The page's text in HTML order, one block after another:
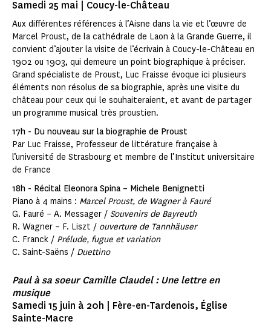
Samedi 25 mai | Coucy-le-Château
Aux différentes références à l’Aisne dans la vie et l’œuvre de
Marcel Proust, de la cathédrale de Laon à la Grande Guerre, il
convient d’ajouter la visite de l’écrivain à Coucy-le-Château en
1902 ou 1903, qui demeure un point biographique à préciser.
Grand spécialiste de Proust, Luc Fraisse évoque ici plusieurs
éléments non résolus de sa biographie, après une visite du
château pour ceux qui le souhaiteraient, et avant de partager
un programme musical très proustien.
17h - Du nouveau sur la biographie de Proust
Par Luc Fraisse, Professeur de littérature française à
l’université de Strasbourg et membre de l’Institut universitaire
de France
18h - Récital Eleonora Spina – Michele Benignetti
Piano à 4 mains : Marcel Proust, de Wagner à Fauré
G. Fauré – A. Messager / Souvenirs de Bayreuth
R. Wagner – F. Liszt / ouverture de Tannhäuser
C. Franck / Prélude, fugue et variation
C. Saint-Saëns / Duettino
Paul à sa soeur Camille Claudel : Une lettre en
musique
Samedi 15 juin à 20h | Fère-en-Tardenois, Église
Sainte-Macre